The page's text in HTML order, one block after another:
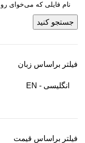
جستجو کنید
فیلتر براساس زبان
انگلیسی - EN
فیلتر براساس قیمت